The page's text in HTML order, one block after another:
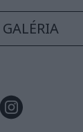
GALÉRIA